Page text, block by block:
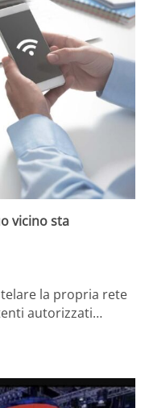
vicino sta
la propria rete
autorizzati…